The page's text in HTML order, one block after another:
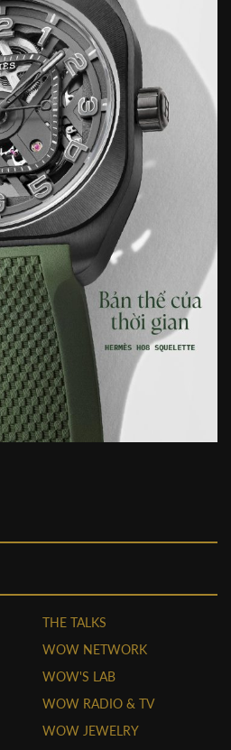
THE TALKS
WOW NETWORK
WOW'S LAB
WOW RADIO & TV
WOW JEWELRY